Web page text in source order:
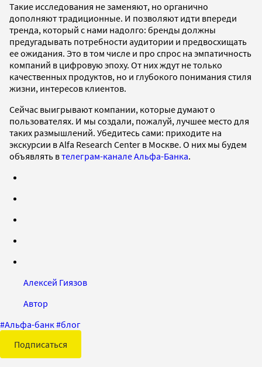
Такие исследования не заменяют, но органично
дополняют традиционные. И позволяют идти впереди
тренда, который с нами надолго: бренды должны
предугадывать потребности аудитории и предвосхищать
ее ожидания. Это в том числе и про спрос на эмпатичность
компаний в цифровую эпоху. От них ждут не только
качественных продуктов, но и глубокого понимания стиля
жизни, интересов клиентов.
Сейчас выигрывают компании, которые думают о
пользователях. И мы создали, пожалуй, лучшее место для
таких размышлений. Убедитесь сами: приходите на
экскурсии в Alfa Research Center в Москве. О них мы будем
объявлять втелеграм-канале Альфа-Банка.
Алексей Гиязов
Автор
#Альфа-банк#блог
Подписаться